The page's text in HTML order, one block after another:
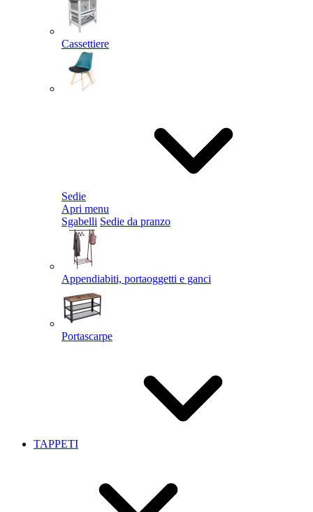
Cassettiere
Sedie
Apri menu
Sgabelli Sedie da pranzo
Appendiabiti, portaoggetti e ganci
Portascarpe
TAPPETI